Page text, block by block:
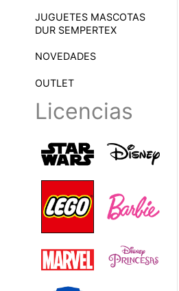
JUGUETES MASCOTAS
DUR SEMPERTEX
NOVEDADES
OUTLET
Licencias